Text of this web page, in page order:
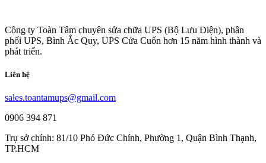
Công ty Toàn Tâm chuyên sửa chữa UPS (Bộ Lưu Điện), phân
phối UPS, Bình Ắc Quy, UPS Cửa Cuốn hơn 15 năm hình thành và
phát triển.
Liên hệ
sales.toantamups@gmail.com
0906 394 871
Trụ sở chính: 81/10 Phó Đức Chính, Phường 1, Quận Bình Thạnh,
TP.HCM